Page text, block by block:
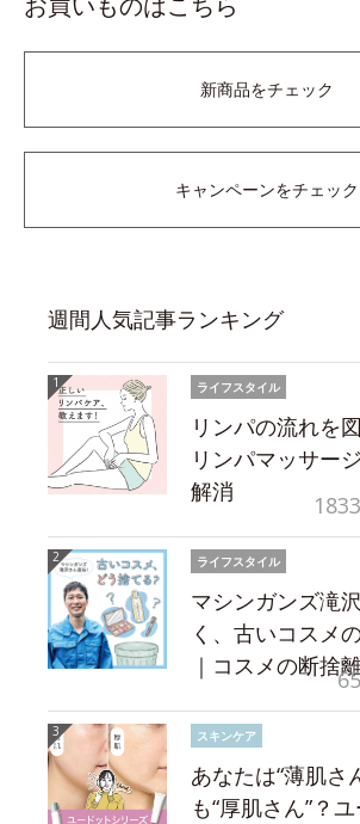
新商品をチェック
キャンペーンをチェック
週間人気記事ランキング
ライフスタイル
リンパの流れを
リンパマッサー
解消
ライフスタイル
マシンガンズ滝
く、古いコスメ
｜コスメの断捨
スキンケア
あなたは“薄肌さ
も“厚肌さん”？